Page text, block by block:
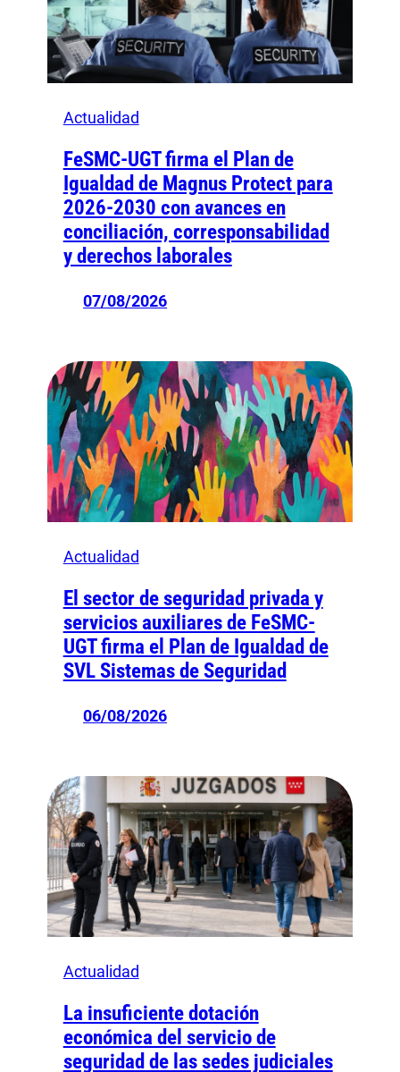
Actualidad
FeSMC-UGT firma el Plan de
Igualdad de Magnus Protect para
2026-2030 con avances en
conciliación, corresponsabilidad
y derechos laborales
07/08/2026
Actualidad
El sector de seguridad privada y
servicios auxiliares de FeSMC-
UGT firma el Plan de Igualdad de
SVL Sistemas de Seguridad
06/08/2026
Actualidad
La insuficiente dotación
económica del servicio de
seguridad de las sedes judiciales